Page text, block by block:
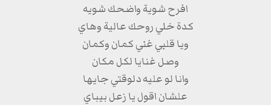
افرح شوية واضحك شويه
كدة خلي روحك عالية وهاي
ويا قلبي غني كمان وكمان
وصل غنايا لكل مكان
وانا لو عليه دلوقتي جايها
علشان اقول يا زعل بيباي